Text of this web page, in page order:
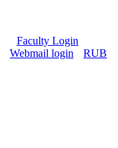
Faculty Login
Webmail login
RUB